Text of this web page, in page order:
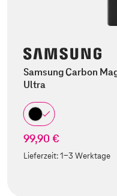
Samsung Carbon
Ultra
99,90 €
Lieferzeit:1-3 Werktage